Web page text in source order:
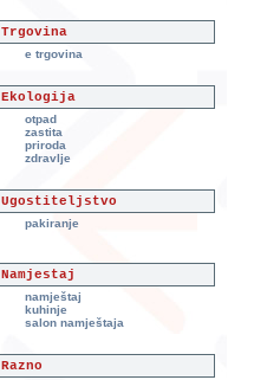
Trgovina
e trgovina
Ekologija
otpad
zastita
priroda
zdravlje
Ugostiteljstvo
pakiranje
Namjestaj
namještaj
kuhinje
salon namještaja
Razno